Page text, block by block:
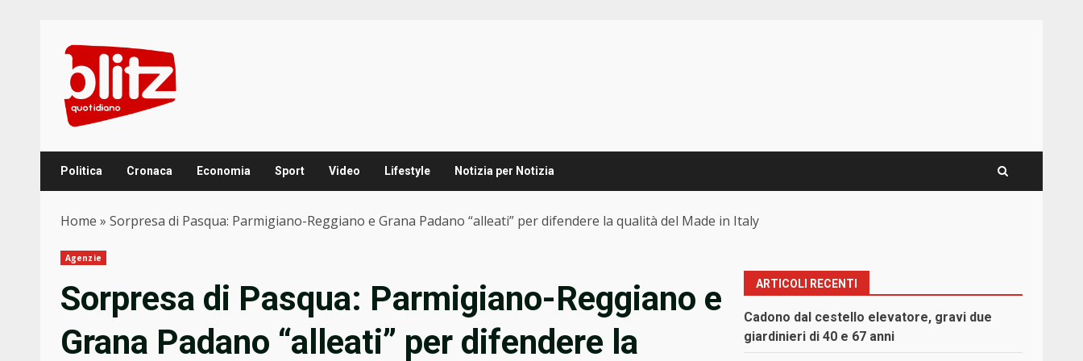
content
Politica Cronaca Economia Sport Video Lifestyle Notizia per Notizia
Home » Sorpresa di Pasqua: Parmigiano-Reggiano e Grana Padano “alleati” per difendere la qualità del Made in Italy
Agenzie
Sorpresa di Pasqua: Parmigiano-Reggiano e
Grana Padano “alleati” per difendere la
ARTICOLI RECENTI
Cadono dal cestello elevatore, gravi due
giardinieri di 40 e 67 anni